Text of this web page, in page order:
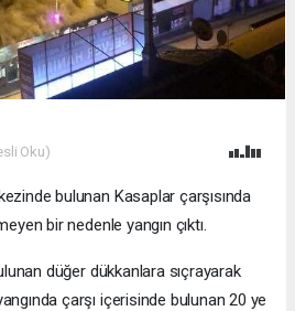
Oku)
bulunan Kasaplar çarşısında
bir nedenle yangın çıktı.
düğer dükkanlara sıçrayarak
çarşı içerisinde bulunan 20 ye